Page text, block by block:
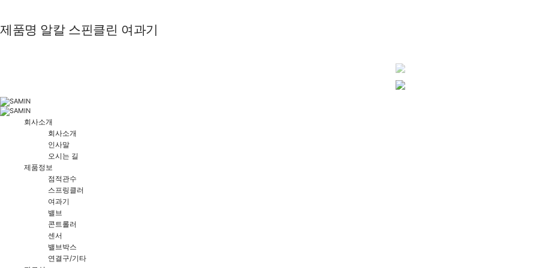
제품명 알칼 스핀클린 여과기
회사소개
회사소개
인사말
오시는 길
제품정보
점적관수
스프링클러
여과기
밸브
콘트롤러
센서
밸브박스
연결구/기타